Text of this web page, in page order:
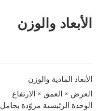
الأبعاد والوزن
الأبعاد المادية والوزن
العرض × العمق × الارتفاع
الوحدة الرئيسية مزوّدة بحامل